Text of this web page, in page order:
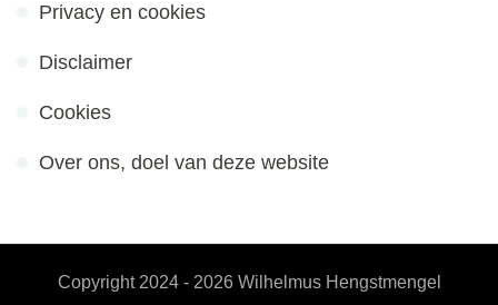
Privacy en cookies
Disclaimer
Cookies
Over ons, doel van deze website
Copyright 2024 - 2026 Wilhelmus Hengstmengel